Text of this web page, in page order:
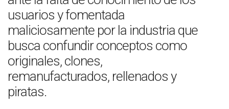
usuarios y fomentada
maliciosamente por la industria que
busca confundir conceptos como
originales, clones,
remanufacturados, rellenados y
piratas.